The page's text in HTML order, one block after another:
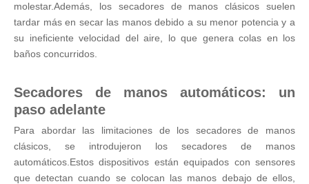
molestar.Además, los secadores de manos clásicos suelen
tardar más en secar las manos debido a su menor potencia y a
su ineficiente velocidad del aire, lo que genera colas en los
baños concurridos.
Secadores de manos automáticos: un
paso adelante
Para abordar las limitaciones de los secadores de manos
clásicos, se introdujeron los secadores de manos
automáticos.Estos dispositivos están equipados con sensores
que detectan cuando se colocan las manos debajo de ellos,